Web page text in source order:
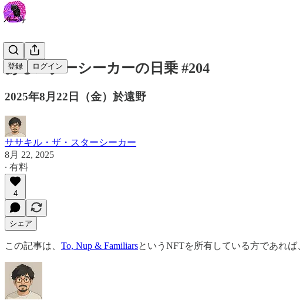
登録 ログイン
あるスターシーカーの日乗 #204
2025年8月22日（金）於遠野
ササキル・ザ・スターシーカー
8月 22, 2025
∙ 有料
4
シェア
この記事は、 To, Nup & FamiliarsというNFTを所有している方であれば、